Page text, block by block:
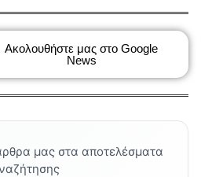
Ακολουθήστε μας στο Google
News
μας στα αποτελέσματα